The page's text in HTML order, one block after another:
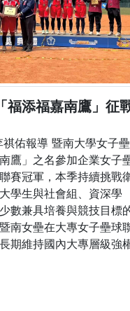
福添福嘉南鷹」征
佑報導 暨南大學女子壘
鷹」之名參加企業女子
賽冠軍，本季持續挑戰
學生與社會組、資深學
數兼具培養與競技目標
南女壘在大專女子壘球
期維持國內大專層級強